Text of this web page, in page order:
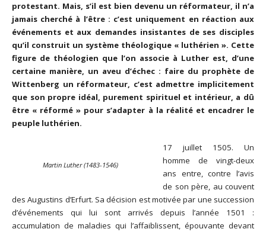
protestant. Mais, s’il est bien devenu un réformateur, il n’a
jamais cherché à l’être : c’est uniquement en réaction aux
événements et aux demandes insistantes de ses disciples
qu’il construit un système théologique « luthérien ». Cette
figure de théologien que l’on associe à Luther est, d’une
certaine manière, un aveu d’échec : faire du prophète de
Wittenberg un réformateur, c’est admettre implicitement
que son propre idéal, purement spirituel et intérieur, a dû
être « réformé » pour s’adapter à la réalité et encadrer le
peuple luthérien.
Martin Luther (1483-1546)
17 juillet 1505. Un
homme de vingt-deux
ans entre, contre l’avis
de son père, au couvent
des Augustins d’Erfurt. Sa décision est motivée par une succession
d’événements qui lui sont arrivés depuis l’année 1501 :
accumulation de maladies qui l’affaiblissent, épouvante devant